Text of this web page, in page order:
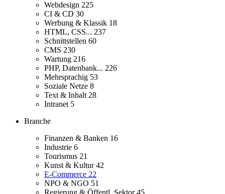
Webdesign 225
CI & CD 30
Werbung & Klassik 18
HTML, CSS... 237
Schnittstellen 60
CMS 230
Wartung 216
PHP, Datenbank... 226
Mehrsprachig 53
Soziale Netze 8
Text & Inhalt 28
Intranet 5
Branche
Finanzen & Banken 16
Industrie 6
Tourismus 21
Kunst & Kultur42
E-Commerce 22
NPO & NGO 51